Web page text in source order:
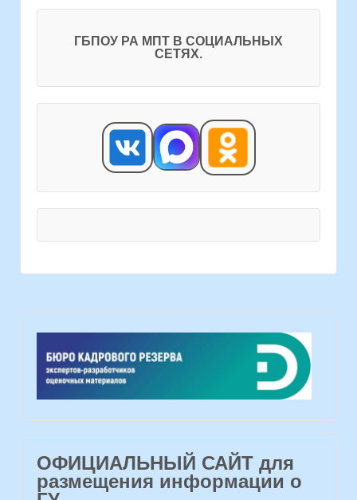
ГБПОУ РА МПТ В СОЦИАЛЬНЫХ
СЕТЯХ.
ОФИЦИАЛЬНЫЙ САЙТ для
размещения информации о